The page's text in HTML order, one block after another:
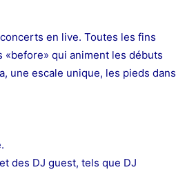
en live. Toutes les fins
«before» qui animent les débuts
une escale unique, les pieds dans
des DJ guest, tels que DJ